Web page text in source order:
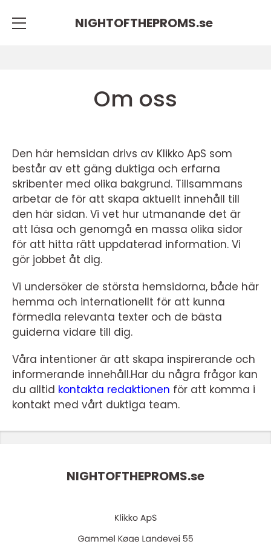
NIGHTOFTHEPROMS.se
Om oss
Den här hemsidan drivs av Klikko ApS som
består av ett gäng duktiga och erfarna
skribenter med olika bakgrund. Tillsammans
arbetar de för att skapa aktuellt innehåll till
den här sidan. Vi vet hur utmanande det är
att läsa och genomgå en massa olika sidor
för att hitta rätt uppdaterad information. Vi
gör jobbet åt dig.
Vi undersöker de största hemsidorna, både här
hemma och internationellt för att kunna
förmedla relevanta texter och de bästa
guiderna vidare till dig.
Våra intentioner är att skapa inspirerande och
informerande innehåll.Har du några frågor kan
du alltid kontakta redaktionen för att komma i
kontakt med vårt duktiga team.
NIGHTOFTHEPROMS.se